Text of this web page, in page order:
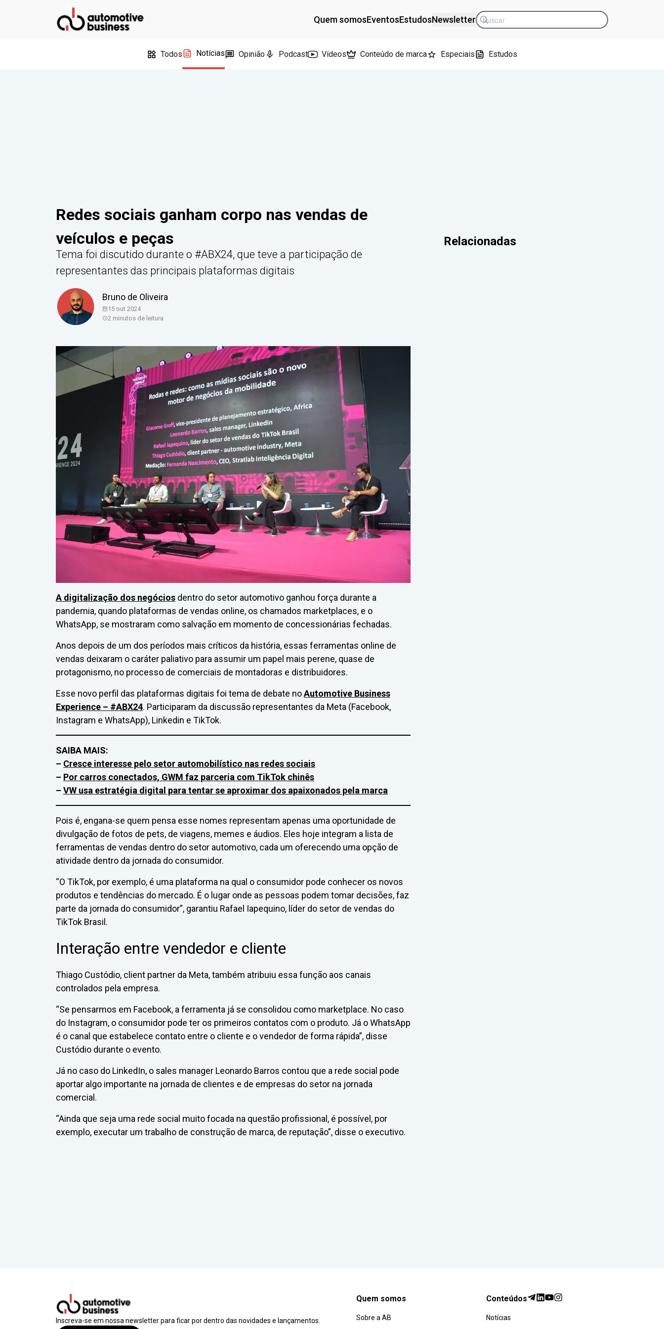
Quem somosEventosEstudosNewsletter
Todos Notícias Opinião Podcast Vídeos Conteúdo de marca Especiais Estudos
Redes sociais ganham corpo nas vendas de
veículos e peças
Tema foi discutido durante o #ABX24, que teve a participação de
representantes das principais plataformas digitais
Bruno de Oliveira
15 out 2024
2 minutos de leitura
A digitalização dos negócios dentro do setor automotivo ganhou força durante a
pandemia, quando plataformas de vendas online, os chamados marketplaces, e o
WhatsApp, se mostraram como salvação em momento de concessionárias fechadas.
Anos depois de um dos períodos mais críticos da história, essas ferramentas online de
vendas deixaram o caráter paliativo para assumir um papel mais perene, quase de
protagonismo, no processo de comerciais de montadoras e distribuidores.
Esse novo perfil das plataformas digitais foi tema de debate noAutomotive Business
Experience – #ABX24. Participaram da discussão representantes da Meta (Facebook,
Instagram e WhatsApp), Linkedin e TikTok.
SAIBA MAIS:
– Cresce interesse pelo setor automobilístico nas redes sociais
– Por carros conectados, GWM faz parceria com TikTok chinês
– VW usa estratégia digital para tentar se aproximar dos apaixonados pela marca
Pois é, engana-se quem pensa esse nomes representam apenas uma oportunidade de
divulgação de fotos de pets, de viagens, memes e áudios. Eles hoje integram a lista de
ferramentas de vendas dentro do setor automotivo, cada um oferecendo uma opção de
atividade dentro da jornada do consumidor.
“O TikTok, por exemplo, é uma plataforma na qual o consumidor pode conhecer os novos
produtos e tendências do mercado. É o lugar onde as pessoas podem tomar decisões, faz
parte da jornada do consumidor”, garantiu Rafael Iapequino, líder do setor de vendas do
TikTok Brasil.
Interação entre vendedor e cliente
Thiago Custódio, client partner da Meta, também atribuiu essa função aos canais
controlados pela empresa.
“Se pensarmos em Facebook, a ferramenta já se consolidou como marketplace. No caso
do Instagram, o consumidor pode ter os primeiros contatos com o produto. Já o WhatsApp
é o canal que estabelece contato entre o cliente e o vendedor de forma rápida”, disse
Custódio durante o evento.
Já no caso do LinkedIn, o sales manager Leonardo Barros contou que a rede social pode
aportar algo importante na jornada de clientes e de empresas do setor na jornada
comercial.
“Ainda que seja uma rede social muito focada na questão profissional, é possível, por
exemplo, executar um trabalho de construção de marca, de reputação”, disse o executivo.
Relacionadas
Inscreva-se em nossa newsletter para ficar por dentro das novidades e lançamentos.
Quem somos
Sobre a AB
Conteúdos
Notícias